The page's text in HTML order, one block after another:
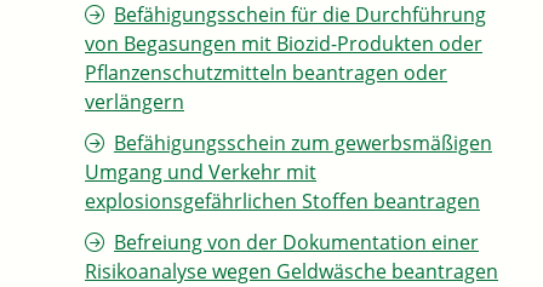
Befähigungsschein für die Durchführung
von Begasungen mit Biozid-Produkten oder
Pflanzenschutzmitteln beantragen oder
verlängern
Befähigungsschein zum gewerbsmäßigen
Umgang und Verkehr mit
explosionsgefährlichen Stoffen beantragen
Befreiung von der Dokumentation einer
Risikoanalyse wegen Geldwäsche beantragen